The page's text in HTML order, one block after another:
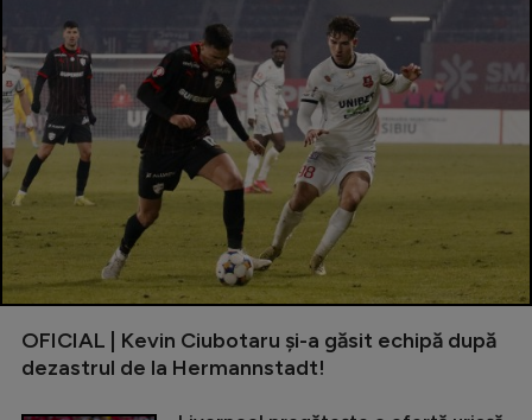
OFICIAL | Kevin Ciubotaru și-a găsit echipă după
dezastrul de la Hermannstadt!